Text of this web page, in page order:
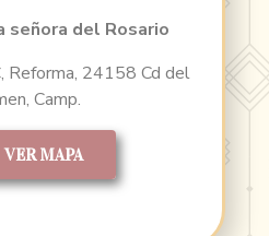
señora del Rosario
Reforma, 24158 Cd del
Camp.
VER MAPA